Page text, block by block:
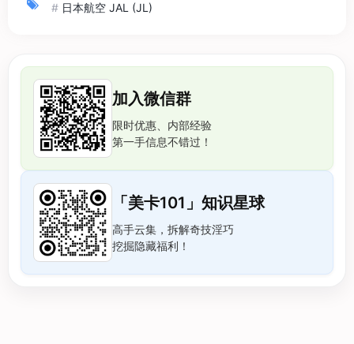
# 日本航空 JAL (JL)
加入微信群
限时优惠、内部经验
第一手信息不错过！
「美卡101」知识星球
高手云集，拆解奇技淫巧
挖掘隐藏福利！